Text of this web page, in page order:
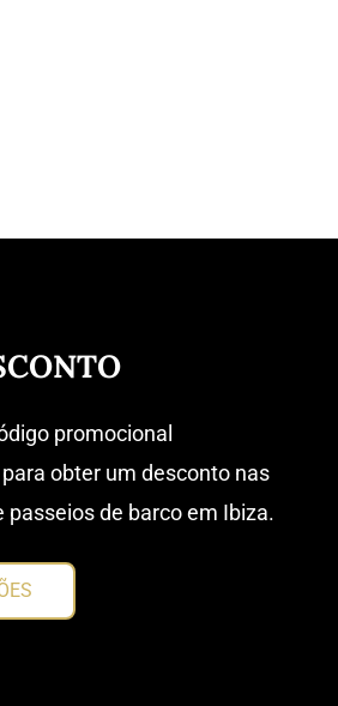
promocional
para obter um desconto nas
passeios de barco em Ibiza.